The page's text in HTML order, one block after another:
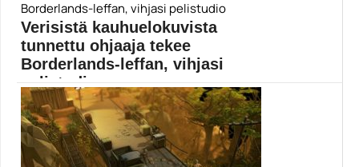
Ryzen 7 5800X3D on ensimmäinen 3D V-Cache -
välimuistilla...
3D V-Cache
Verisistä kauhuelokuvista
tunnettu ohjaaja tekee
Borderlands-leffan, vihjasi
pelistudio
Borderlands-elokuvasta saattoi paljastua yksityiskohtia,
sillä peliä kehittävän Gearbox-studion...
Borderlands